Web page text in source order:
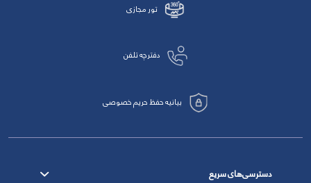
تور مجازی
دفترچه تلفن
بیانیه حفظ حریم خصوصی
دسترسی‌های سریع